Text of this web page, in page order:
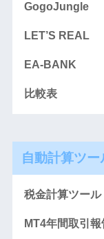
GogoJungle
LET’S REAL
EA-BANK
比較表
自動計算ツー
税金計算ツール
MT4年間取引